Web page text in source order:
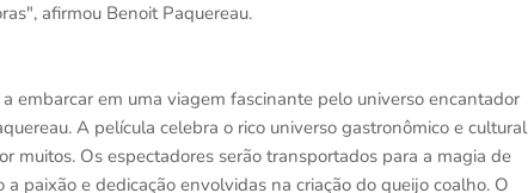
afirmou Benoit Paquereau.
embarcar em uma viagem fascinante pelo universo encantador
A película celebra o rico universo gastronômico e cultural
muitos. Os espectadores serão transportados para a magia de
paixão e dedicação envolvidas na criação do queijo coalho. O